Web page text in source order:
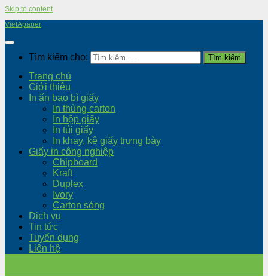
Skip to content
VietApaper
Tìm kiếm cho:
Trang chủ
Giới thiệu
In ấn bao bì giấy
In thùng carton
In hộp giấy
In túi giấy
In khay, kệ giấy trưng bày
Giấy in công nghiệp
Chipboard
Kraft
Duplex
Ivory
Carton sóng
Dịch vụ
Tin tức
Tuyển dụng
Liên hệ